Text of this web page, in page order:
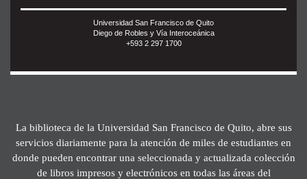
Universidad San Francisco de Quito
Diego de Robles y Vía Interoceánica
+593 2 297 1700
La biblioteca de la Universidad San Francisco de Quito, abre sus
servicios diariamente para la atención de miles de estudiantes en
donde pueden encontrar una seleccionada y actualizada colección
de libros impresos y electrónicos en todas las áreas del